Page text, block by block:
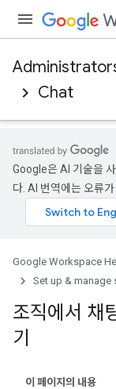
Chat
Google은 AI 기술을
다. AI 번역에는 오류
Google Workspace
Set up & manage
조직에서 채
기
이 페이지의 내용